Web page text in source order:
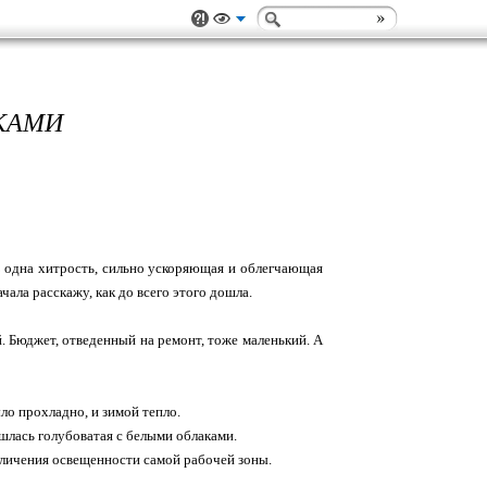
хитрость, сильно ускоряющая и облегчающая
расскажу, как до всего этого дошла.
Бюджет, отведенный на ремонт, тоже маленький. А
прохладно, и зимой тепло.
голубоватая с белыми облаками.
освещенности самой рабочей зоны.